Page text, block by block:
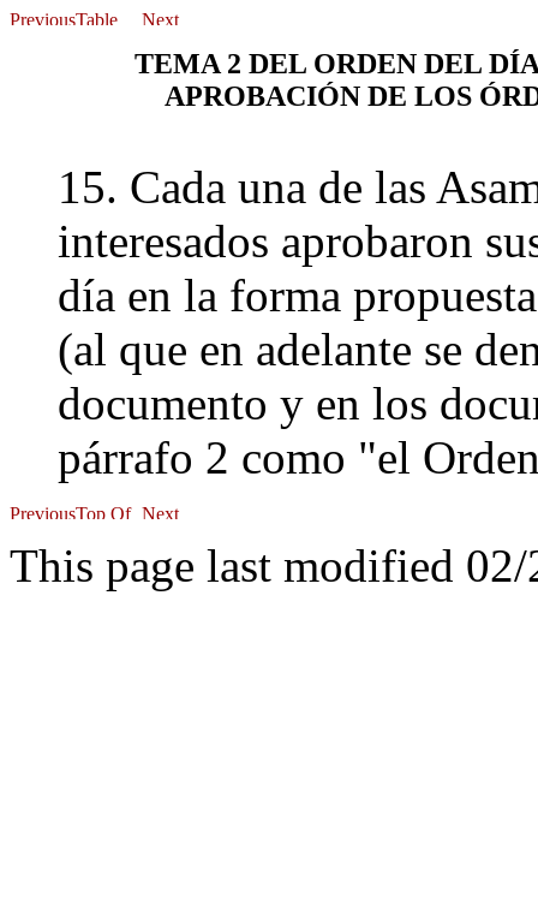
TEMA 2 DEL ORDEN DEL
APROBACIÓN DE LOS
15. Cada una de las
interesados aprobaron
día en la forma
(al que en adelante se
documento y en los
párrafo 2 como "el
This page last modified